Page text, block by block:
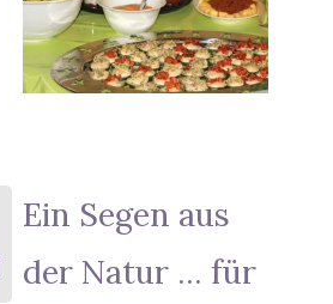
Ein Segen aus
der Natur ... für